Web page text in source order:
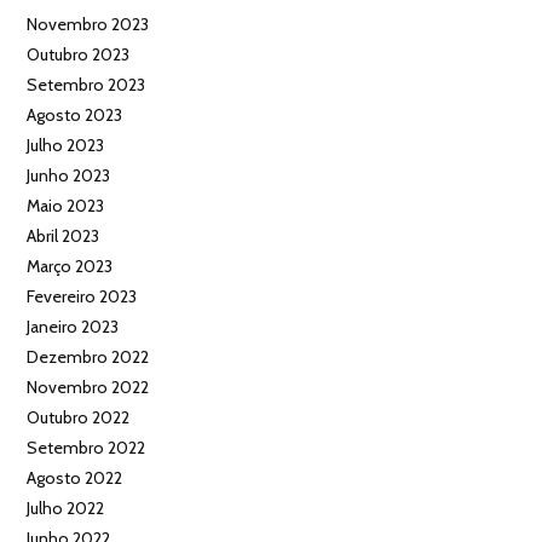
Novembro 2023
Outubro 2023
Setembro 2023
Agosto 2023
Julho 2023
Junho 2023
Maio 2023
Abril 2023
Março 2023
Fevereiro 2023
Janeiro 2023
Dezembro 2022
Novembro 2022
Outubro 2022
Setembro 2022
Agosto 2022
Julho 2022